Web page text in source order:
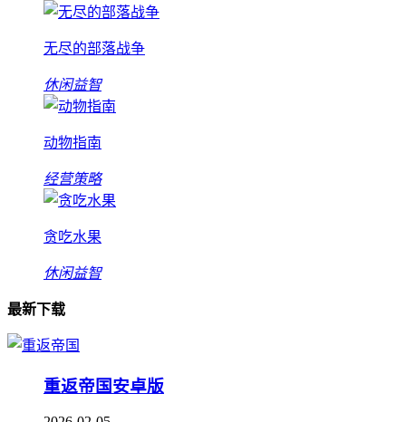
无尽的部落战争
休闲益智
动物指南
经营策略
贪吃水果
休闲益智
最新下载
重返帝国安卓版